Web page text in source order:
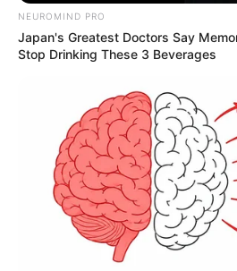
NEUROMIND PRO
Japan's Greatest Doctors Say
Stop Drinking These 3 Beverages